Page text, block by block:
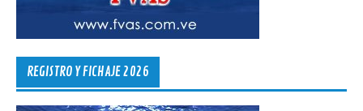
REGISTRO Y FICHAJE 2026